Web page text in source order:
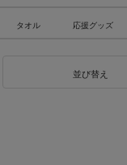
タオル 応援グッズ
並び替え